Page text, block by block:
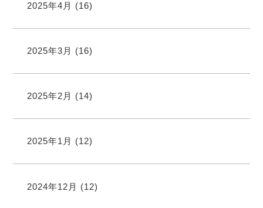
2025年4月 (16)
2025年3月 (16)
2025年2月 (14)
2025年1月 (12)
2024年12月 (12)